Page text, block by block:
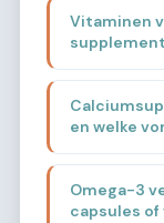
Vitaminen
en welke
Omega-3
capsules